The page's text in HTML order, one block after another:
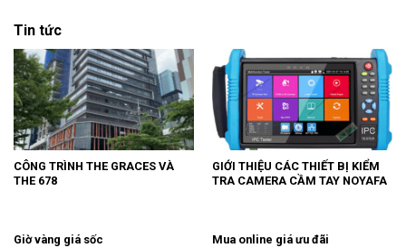
Tin tức
CÔNG TRÌNH THE GRACES VÀ
THE 678
GIỚI THIỆU CÁC THIẾT BỊ KIỂM
TRA CAMERA CẦM TAY NOYAFA
Giờ vàng giá sốc Mua online giá ưu đãi